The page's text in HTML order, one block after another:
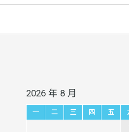
2026 年 8 月
一 二 三 四 五